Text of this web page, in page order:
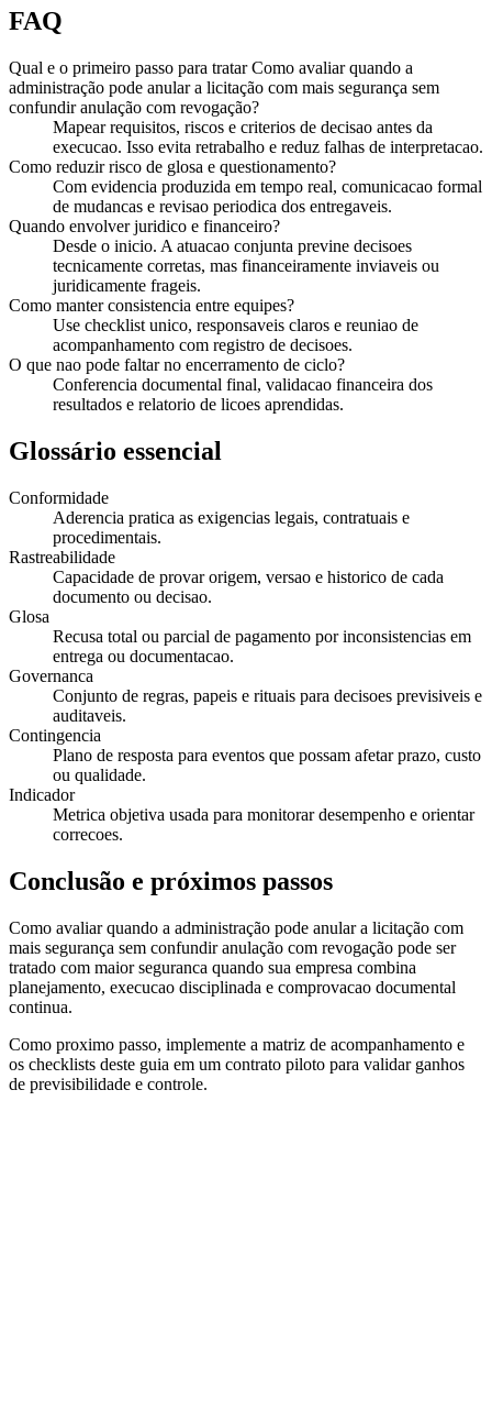
FAQ
Qual e o primeiro passo para tratar Como avaliar quando a
administração pode anular a licitação com mais segurança sem
confundir anulação com revogação?
Mapear requisitos, riscos e criterios de decisao antes da
execucao. Isso evita retrabalho e reduz falhas de interpretacao.
Como reduzir risco de glosa e questionamento?
Com evidencia produzida em tempo real, comunicacao formal
de mudancas e revisao periodica dos entregaveis.
Quando envolver juridico e financeiro?
Desde o inicio. A atuacao conjunta previne decisoes
tecnicamente corretas, mas financeiramente inviaveis ou
juridicamente frageis.
Como manter consistencia entre equipes?
Use checklist unico, responsaveis claros e reuniao de
acompanhamento com registro de decisoes.
O que nao pode faltar no encerramento de ciclo?
Conferencia documental final, validacao financeira dos
resultados e relatorio de licoes aprendidas.
Glossário essencial
Conformidade
Aderencia pratica as exigencias legais, contratuais e
procedimentais.
Rastreabilidade
Capacidade de provar origem, versao e historico de cada
documento ou decisao.
Glosa
Recusa total ou parcial de pagamento por inconsistencias em
entrega ou documentacao.
Governanca
Conjunto de regras, papeis e rituais para decisoes previsiveis e
auditaveis.
Contingencia
Plano de resposta para eventos que possam afetar prazo, custo
ou qualidade.
Indicador
Metrica objetiva usada para monitorar desempenho e orientar
correcoes.
Conclusão e próximos passos
Como avaliar quando a administração pode anular a licitação com
mais segurança sem confundir anulação com revogação pode ser
tratado com maior seguranca quando sua empresa combina
planejamento, execucao disciplinada e comprovacao documental
continua.
Como proximo passo, implemente a matriz de acompanhamento e
os checklists deste guia em um contrato piloto para validar ganhos
de previsibilidade e controle.